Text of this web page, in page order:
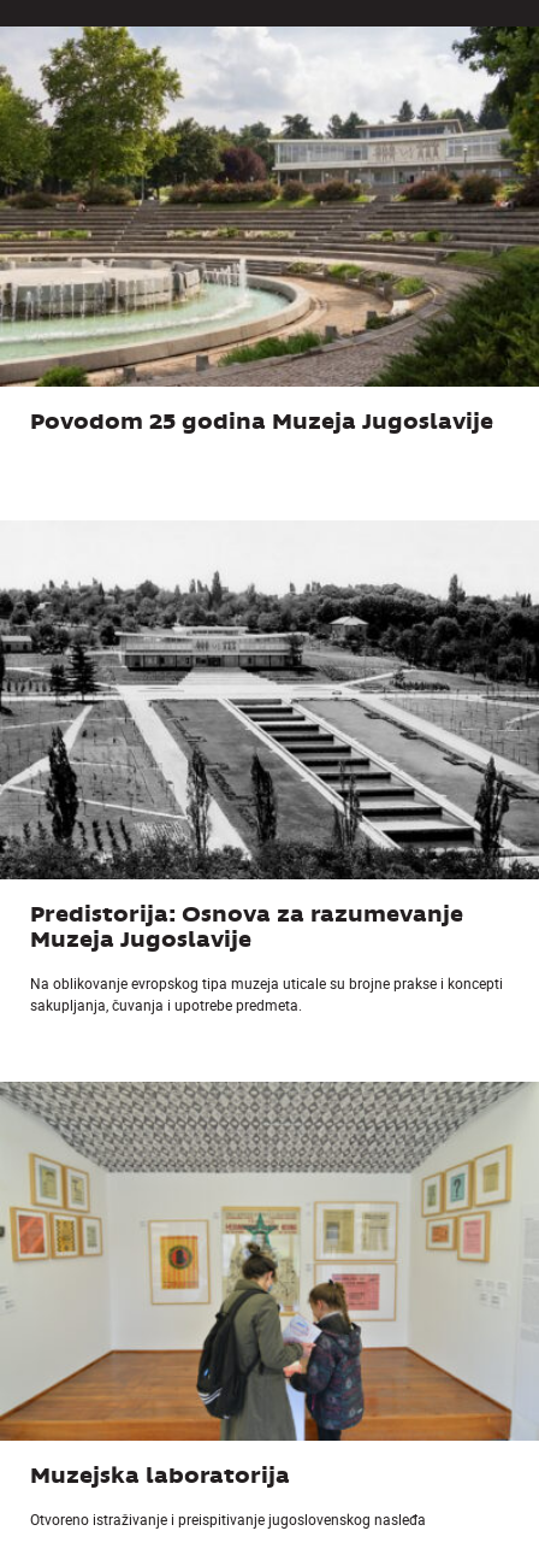
Povodom 25 godina Muzeja Jugoslavije
Predistorija: Osnova za razumevanje
Muzeja Jugoslavije
Na oblikovanje evropskog tipa muzeja uticale su brojne prakse i koncepti
sakupljanja, čuvanja i upotrebe predmeta.
Muzejska laboratorija
Otvoreno istraživanje i preispitivanje jugoslovenskog nasleđa